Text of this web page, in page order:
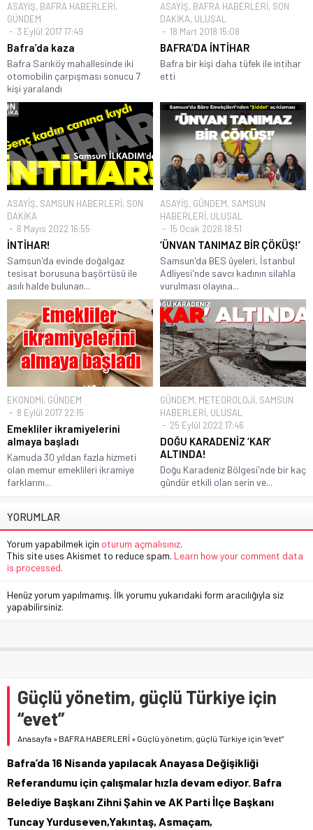
ASAYİŞ, BAFRA HABERLERİ,
GÜNDEM
3 Eylül 2017 17:49
Bafra’da kaza
Bafra Sarıköy mahallesinde iki
otomobilin çarpışması sonucu 7
kişi yaralandı
ASAYİŞ, BAFRA HABERLERİ, SON
DAKİKA, ULUSAL
18 Mart 2018 15:08
BAFRA’DA İNTİHAR
Bafra bir kişi daha tüfek ile intihar
etti
ASAYİŞ, SAMSUN HABERLERİ, SON
DAKİKA
6 Mayıs 2022 16:55
İNTİHAR!
Samsun'da evinde doğalgaz
tesisat borusuna başörtüsü ile
asılı halde bulunan...
ASAYİŞ, GÜNDEM, SAMSUN
HABERLERİ, ULUSAL
15 Ocak 2026 18:51
‘ÜNVAN TANIMAZ BİR ÇÖKÜŞ!’
Samsun'da BES üyeleri, İstanbul
Adliyesi'nde savcı kadının silahla
vurulması olayına...
EKONOMİ, GÜNDEM
8 Eylül 2017 22:15
Emekliler ikramiyelerini
almaya başladı
Kamuda 30 yıldan fazla hizmeti
olan memur emeklileri ikramiye
farklarını...
GÜNDEM, METEOROLOJİ, SAMSUN
HABERLERİ, ULUSAL
25 Eylül 2022 17:46
DOĞU KARADENİZ ‘KAR’
ALTINDA!
Doğu Karadeniz Bölgesi'nde bir kaç
gündür etkili olan serin ve...
YORUMLAR
Yorum yapabilmek için oturum açmalısınız.
This site uses Akismet to reduce spam. Learn how your comment data
is processed.
Henüz yorum yapılmamış. İlk yorumu yukarıdaki form aracılığıyla siz
yapabilirsiniz.
Güçlü yönetim, güçlü Türkiye için
“evet”
Anasayfa » BAFRA HABERLERİ » Güçlü yönetim, güçlü Türkiye için “evet”
Bafra’da 16 Nisanda yapılacak Anayasa Değişikliği
Referandumu için çalışmalar hızla devam ediyor. Bafra
Belediye Başkanı Zihni Şahin ve AK Parti İlçe Başkanı
Tuncay Yurduseven,Yakıntaş, Asmaçam,